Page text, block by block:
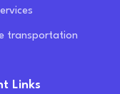
transportation
Links